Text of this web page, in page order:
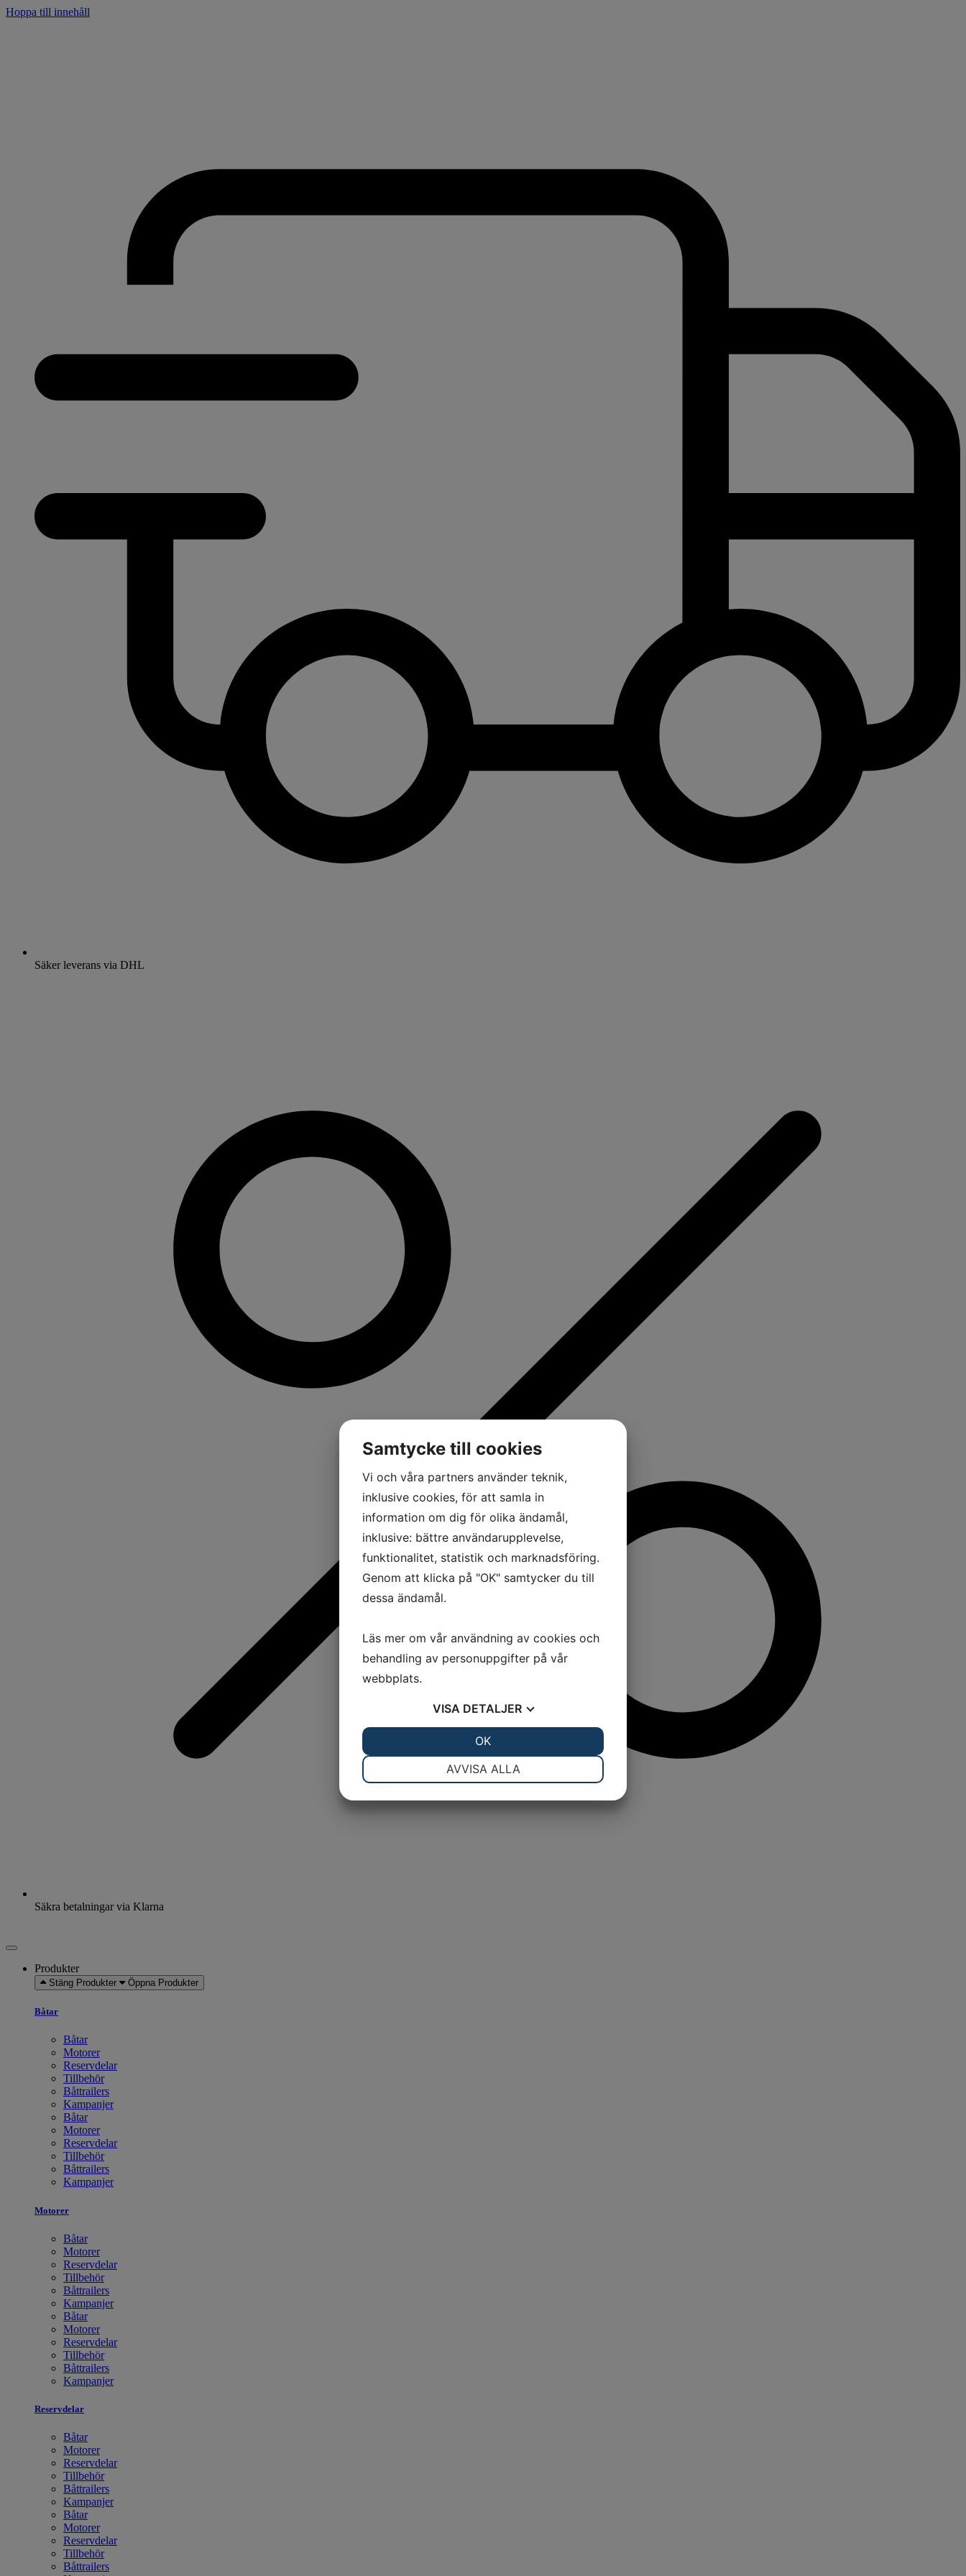
Hoppa till innehåll
Säker leverans via DHL
Säkra betalningar via Klarna
Produkter
Stäng Produkter Öppna Produkter
Båtar
Båtar
Motorer
Reservdelar
Tillbehör
Båttrailers
Kampanjer
Båtar
Motorer
Reservdelar
Tillbehör
Båttrailers
Kampanjer
Motorer
Båtar
Motorer
Reservdelar
Tillbehör
Båttrailers
Kampanjer
Båtar
Motorer
Reservdelar
Tillbehör
Båttrailers
Kampanjer
Reservdelar
Båtar
Motorer
Reservdelar
Tillbehör
Båttrailers
Kampanjer
Båtar
Motorer
Reservdelar
Tillbehör
Båttrailers
Samtycke till cookies
Vi och våra partners använder teknik,
inklusive cookies, för att samla in
information om dig för olika ändamål,
inklusive: bättre användarupplevelse,
funktionalitet, statistik och marknadsföring.
Genom att klicka på "OK" samtycker du till
dessa ändamål.
Läs mer om vår användning av cookies och
behandling av personuppgifter på vår
webbplats.
VISA DETALJER
AVVISA ALLA
OK